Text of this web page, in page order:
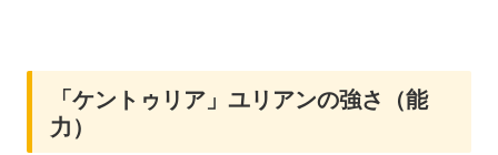
「ケントゥリア」ユリアンの強さ（能
力）